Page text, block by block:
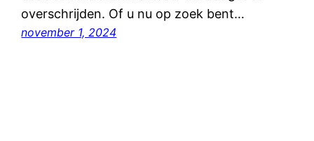
overschrijden. Of u nu op zoek bent…
november 1, 2024